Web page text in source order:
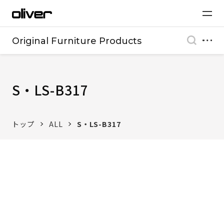
Original Furniture Products
S・LS-B317
トップ ALL S・LS-B317